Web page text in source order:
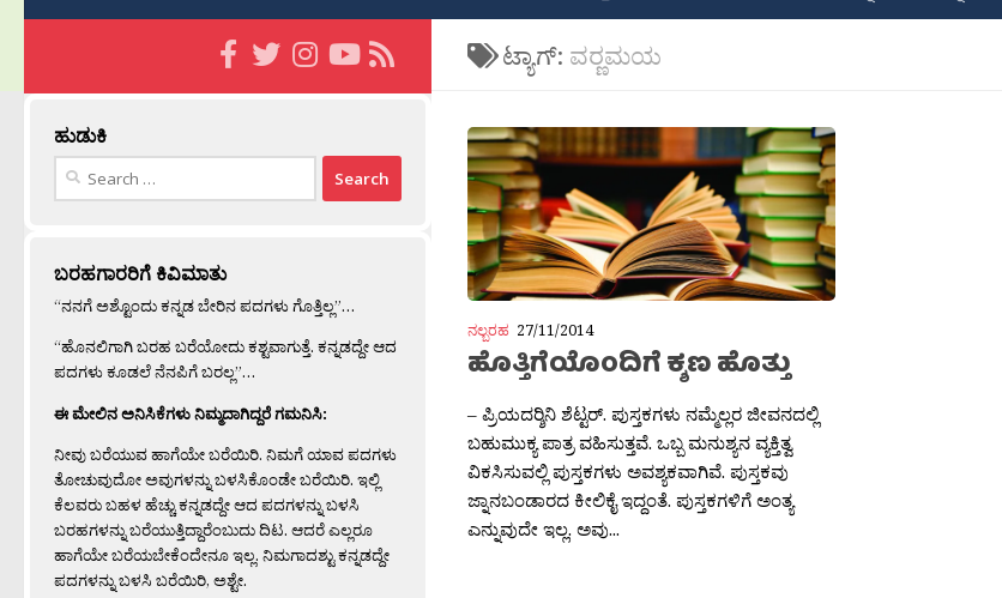
ಟ್ಯಾಗ್: ವರ‍್ಣಮಯ
ನಲ್ಬರಹ 27/11/2014
ಹೊತ್ತಿಗೆಯೊಂದಿಗೆ ಕ್ಶಣ ಹೊತ್ತು
– ಪ್ರಿಯದರ‍್ಶಿನಿ ಶೆಟ್ಟರ್. ಪುಸ್ತಕಗಳು ನಮ್ಮೆಲ್ಲರ ಜೀವನದಲ್ಲಿ
ಬಹುಮುಕ್ಯ ಪಾತ್ರ ವಹಿಸುತ್ತವೆ. ಒಬ್ಬ ಮನುಶ್ಯನ ವ್ಯಕ್ತಿತ್ವ
ವಿಕಸಿಸುವಲ್ಲಿ ಪುಸ್ತಕಗಳು ಅವಶ್ಯಕವಾಗಿವೆ. ಪುಸ್ತಕವು
ಜ್ನಾನಬಂಡಾರದ ಕೀಲಿಕೈ ಇದ್ದಂತೆ. ಪುಸ್ತಕಗಳಿಗೆ ಅಂತ್ಯ
ಎನ್ನುವುದೇ ಇಲ್ಲ. ಅವು...
ಹುಡುಕಿ
Search
ಬರಹಗಾರರಿಗೆ ಕಿವಿಮಾತು
“ನನಗೆ ಅಶ್ಟೊಂದು ಕನ್ನಡ ಬೇರಿನ ಪದಗಳು ಗೊತ್ತಿಲ್ಲ”…
“ಹೊನಲಿಗಾಗಿ ಬರಹ ಬರೆಯೋದು ಕಶ್ಟವಾಗುತ್ತೆ. ಕನ್ನಡದ್ದೇ ಆದ
ಪದಗಳು ಕೂಡಲೆ ನೆನಪಿಗೆ ಬರಲ್ಲ”…
ಈ ಮೇಲಿನ ಅನಿಸಿಕೆಗಳು ನಿಮ್ಮದಾಗಿದ್ದರೆ ಗಮನಿಸಿ:
ನೀವು ಬರೆಯುವ ಹಾಗೆಯೇ ಬರೆಯಿರಿ. ನಿಮಗೆ ಯಾವ ಪದಗಳು
ತೋಚುವುದೋ ಅವುಗಳನ್ನು ಬಳಸಿಕೊಂಡೇ ಬರೆಯಿರಿ. ಇಲ್ಲಿ
ಕೆಲವರು ಬಹಳ ಹೆಚ್ಚು ಕನ್ನಡದ್ದೇ ಆದ ಪದಗಳನ್ನು ಬಳಸಿ
ಬರಹಗಳನ್ನು ಬರೆಯುತ್ತಿದ್ದಾರೆಂಬುದು ದಿಟ. ಆದರೆ ಎಲ್ಲರೂ
ಹಾಗೆಯೇ ಬರೆಯಬೇಕೆಂದೇನೂ ಇಲ್ಲ. ನಿಮಗಾದಶ್ಟು ಕನ್ನಡದ್ದೇ
ಪದಗಳನ್ನು ಬಳಸಿ ಬರೆಯಿರಿ, ಅಶ್ಟೇ.